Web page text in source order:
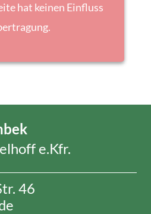
hat keinen Einfluss
e.Kfr.
46